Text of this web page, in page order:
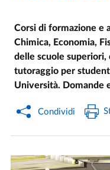
Corsi di formazione e
Chimica, Economia,
delle scuole superiori,
tutoraggio per
Università. Domande
Condividi